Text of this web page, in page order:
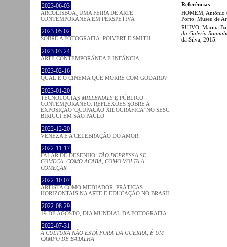
2023-06-03
ARCOLISBOA, UMA FEIRA DE ARTE
CONTEMPORÂNEA EM PERSPETIVA
2023-05-02
SOBRE A FOTOGRAFIA: POIVERT E SMITH
2023-03-24
ARTE CONTEMPORÂNEA E INFÂNCIA
2023-02-16
QUAL É O CINEMA QUE MORRE COM GODARD?
2023-01-20
TECNOLOGIAS MILLENIALS E PÚBLICO
CONTEMPORÂNEO. REFLEXÕES SOBRE A
EXPOSIÇÃO 'OCUPAÇÃO XILOGRÁFICA' NO SESC
BIRIGUI EM SÃO PAULO
2022-12-20
VENEZA E A CELEBRAÇÃO DO AMOR
2022-11-17
FALAR DE DESENHO: TÃO DEPRESSA SE
COMEÇA, COMO ACABA, COMO VOLTA A
COMEÇAR
2022-10-07
ARTISTA COMO MEDIADOR. PRÁTICAS
HORIZONTAIS NA ARTE E EDUCAÇÃO NO BRASIL
2022-08-29
19 DE AGOSTO, DIA MUNDIAL DA FOTOGRAFIA
2022-07-31
A CULTURA NÃO ESTÁ FORA DA GUERRA, É UM
CAMPO DE BATALHA
Referências
HOMEM,
Porto: Museu de
RUIVO, Marina
da Galeria
da Silva, 2015.